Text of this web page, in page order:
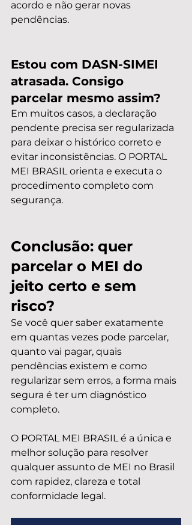
acordo e não gerar novas
pendências.
Estou com DASN-SIMEI
atrasada. Consigo
parcelar mesmo assim?
Em muitos casos, a declaração
pendente precisa ser regularizada
para deixar o histórico correto e
evitar inconsistências. O PORTAL
MEI BRASIL orienta e executa o
procedimento completo com
segurança.
Conclusão: quer
parcelar o MEI do
jeito certo e sem
risco?
Se você quer saber exatamente
em quantas vezes pode parcelar,
quanto vai pagar, quais
pendências existem e como
regularizar sem erros, a forma mais
segura é ter um diagnóstico
completo.
O PORTAL MEI BRASIL é a única e
melhor solução para resolver
qualquer assunto de MEI no Brasil
com rapidez, clareza e total
conformidade legal.